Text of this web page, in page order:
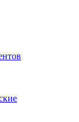
инструментов